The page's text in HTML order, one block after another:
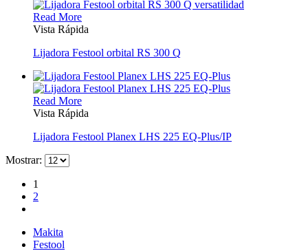
Read More
Vista Rápida
Lijadora Festool orbital RS 300 Q
Read More
Vista Rápida
Lijadora Festool Planex LHS 225 EQ-Plus/IP
Mostrar:
1
2
Makita
Festool